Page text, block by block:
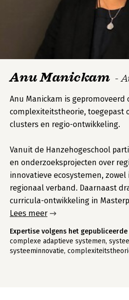
Anu Manickam -
Anu Manickam is gepromoveerd
complexiteitstheorie, toegepast
clusters en regio-ontwikkeling.
Vanuit de Hanzehogeschool
en onderzoeksprojecten over
innovatieve ecosystemen, zowel
regionaal verband. Daarnaast
curricula-ontwikkeling in
Lees meer
Expertise volgens het gepubliceerde
complexe adaptieve systemen,
systeeminnovatie,